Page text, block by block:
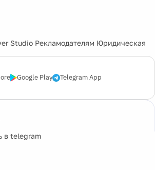
Studio Рекламодателям Юридическая
Google Play Telegram App